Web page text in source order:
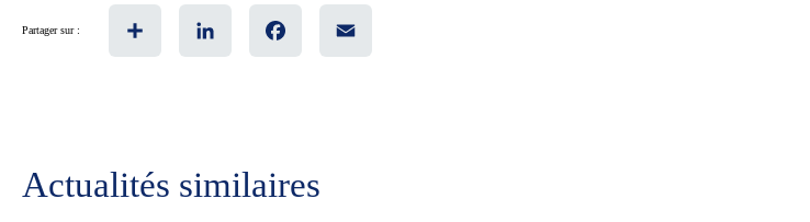
Partager sur :
Actualités similaires